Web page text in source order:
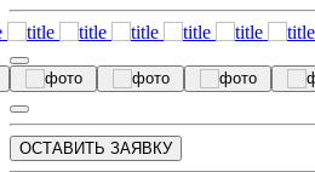
ОСТАВИТЬ ЗАЯВКУ